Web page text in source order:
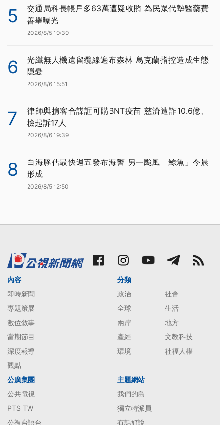
5
交通局科長帳戶多63萬遭疑收賄 為民眾代墊醫藥費
善舉曝光
2026/8/5 19:39
6
光纖無人機遺留纜線遍布森林 烏克蘭指控造成生態
隱憂
2026/8/6 15:51
7
律師與掮客合謀誆可購BNT疫苗 慈濟遭詐10.6億、
檢起訴17人
2026/8/6 19:39
8
白海豚估最快週五發布海警 另一颱風「鯨魚」今晨
形成
2026/8/5 12:50
內容
即時新聞
專題策展
數位敘事
當期節目
深度報導
觀點
分類
政治
社會
全球
生活
兩岸
地方
產經
文教科技
環境
社福人權
公廣集團
公共電視
PTS TW
公視台語台
主題網站
我們的島
獨立特派員
有話好說